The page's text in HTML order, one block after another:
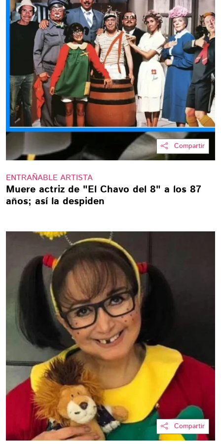
Compartir
ENTRAÑABLE ARTISTA
Muere actriz de "El Chavo del 8" a los 87
años; así la despiden
Compartir